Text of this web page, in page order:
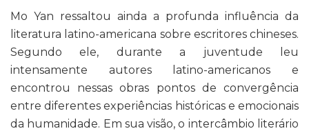
Mo Yan ressaltou ainda a profunda influência da
literatura latino-americana sobre escritores chineses.
Segundo ele, durante a juventude leu
intensamente autores latino-americanos e
encontrou nessas obras pontos de convergência
entre diferentes experiências históricas e emocionais
da humanidade. Em sua visão, o intercâmbio literário